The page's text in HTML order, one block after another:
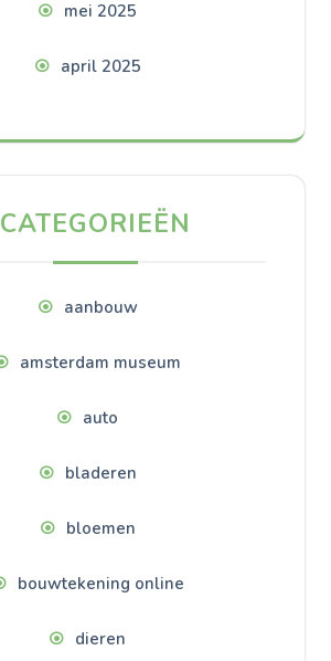
mei 2025
april 2025
CATEGORIEËN
aanbouw
amsterdam museum
auto
bladeren
bloemen
bouwtekening online
dieren